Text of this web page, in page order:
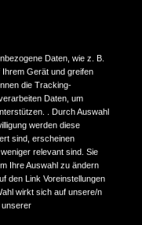
ein Event – er ist
wird. Nach
auf Africa Twins
gefahren wurde,
mit der Transalp
von West nach
ging, geht das
in die dritte
es ein
Abenteuer.
Daten, wie z. B.
Gerät und greifen
die Tracking-
Daten, um
. Durch Auswahl
werden diese
sind, erscheinen
relevant sind. Sie
Ihre Auswahl zu ändern
den Link Voreinstellungen
wirkt sich auf unsere/n
unserer